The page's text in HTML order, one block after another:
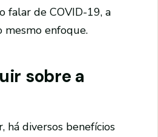
falar de COVID-19, a
mesmo enfoque.
sobre a
há diversos benefícios